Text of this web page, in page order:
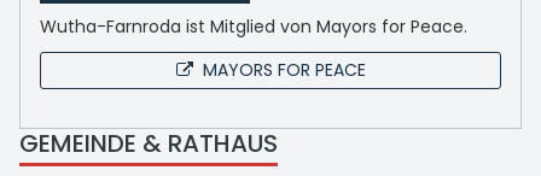
Wutha-Farnroda ist Mitglied von Mayors for Peace.
MAYORS FOR PEACE
GEMEINDE & RATHAUS